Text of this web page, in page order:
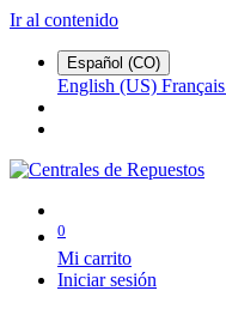
Ir al contenido
Español (CO)
English (US) Français
0
Mi carrito
Iniciar sesión